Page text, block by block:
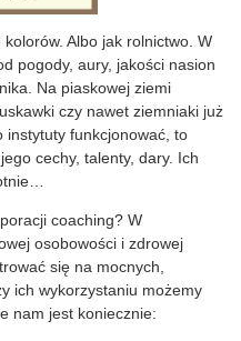
Albo jak rolnictwo. W
pogody, aury, jakości nasion
Na piaskowej ziemi
czy nawet ziemniaki już
funkcjonować, to
cechy, talenty, dary. Ich
coaching? W
osobowości i zdrowej
się na mocnych,
ich wykorzystaniu możemy
nam jest koniecznie: